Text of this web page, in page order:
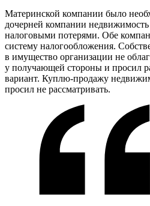
Материнской компании было
дочерней компании
налоговыми потерями. Обе
систему налогообложения.
в имущество организации не
у получающей стороны и просил
вариант. Куплю-продажу
просил не рассматривать.